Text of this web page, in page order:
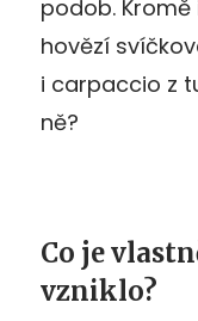
podob.
hovězí
i carpaccio z
ně?
Co je
vzniklo?